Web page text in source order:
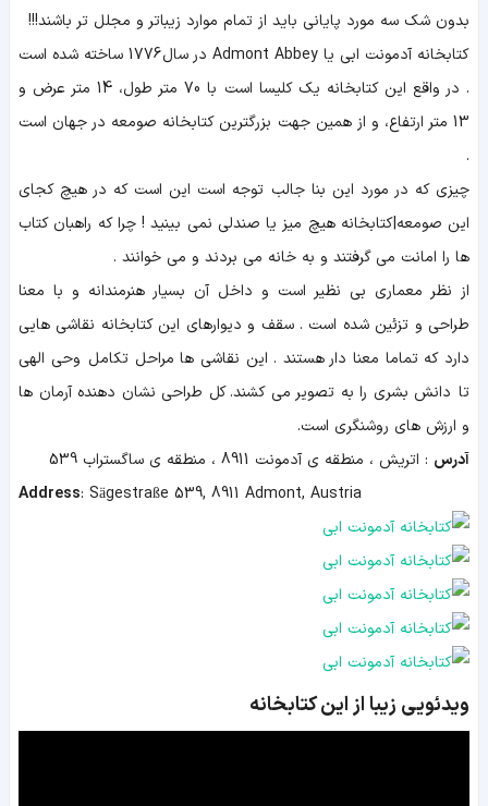
بدون شک سه مورد پایانی باید از تمام موارد زیباتر و مجلل تر باشند!!!
کتابخانه آدمونت ابی یا Admont Abbey در سال 1776 ساخته شده است
. در واقع این کتابخانه یک کلیسا است با 70 متر طول، 14 متر عرض و
13 متر ارتفاع، و از همین جهت بزرگترین کتابخانه صومعه در جهان است
.
چیزی که در مورد این بنا جالب توجه است این است که در هیچ کجای
این صومعه|کتابخانه هیچ میز یا صندلی نمی بینید ! چرا که راهبان کتاب
ها را امانت می گرفتند و به خانه می بردند و می خوانند .
از نظر معماری بی نظیر است و داخل آن بسیار هنرمندانه و با معنا
طراحی و تزئین شده است . سقف و دیوارهای این کتابخانه نقاشی هایی
دارد که تماما معنا دار هستند . این نقاشی ها مراحل تکامل وحی الهی
تا دانش بشری را به تصویر می کشند. کل طراحی نشان دهنده آرمان ها
و ارزش های روشنگری است.
آدرس : اتریش ، منطقه ی آدمونت 8911 ، منطقه ی ساگستراب 539
Address: Sägestraße 539, 8911 Admont, Austria
ویدئویی زیبا از این کتابخانه